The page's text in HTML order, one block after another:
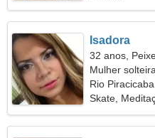
Isadora
32 anos,
Mulher
Rio Piracicaba
Skate,